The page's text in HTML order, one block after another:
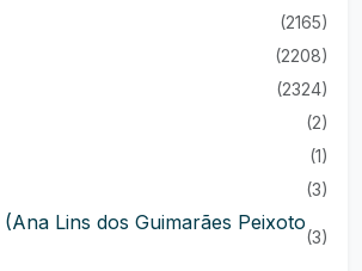
(2165)
(2208)
(2324)
(2)
(1)
(3)
Lins dos Guimarães Peixoto
(3)